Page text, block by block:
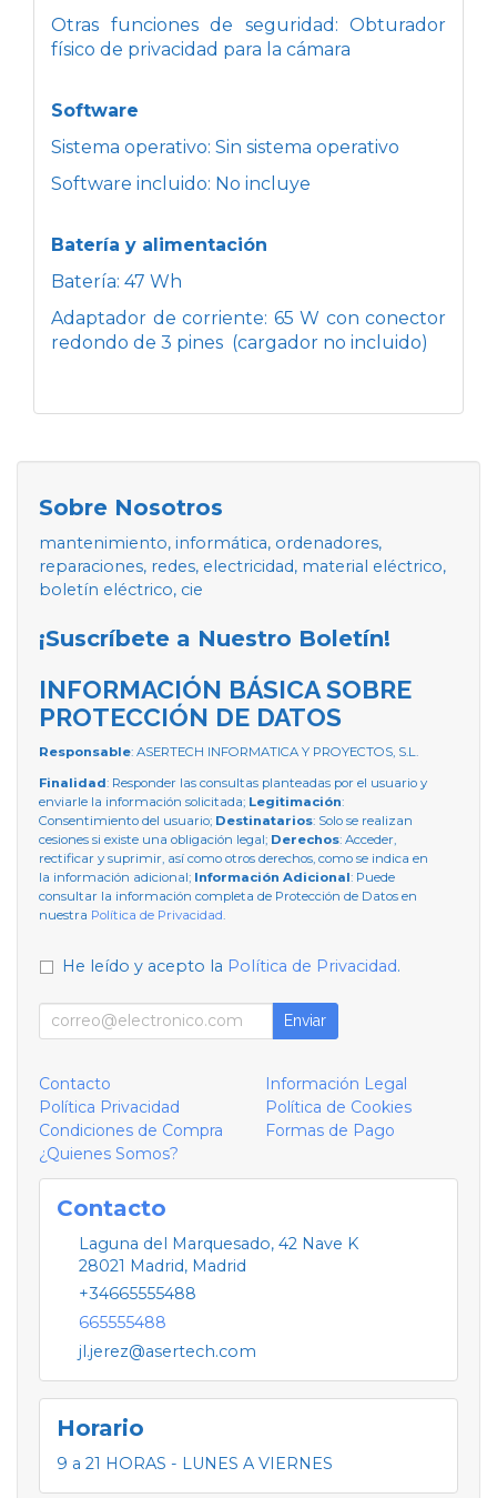
Otras funciones de seguridad: Obturador
físico de privacidad para la cámara
Software
Sistema operativo: Sin sistema operativo
Software incluido: No incluye
Batería y alimentación
Batería: 47 Wh
Adaptador de corriente: 65 W con conector
redondo de 3 pines (cargador no incluido)
Sobre Nosotros
mantenimiento, informática, ordenadores,
reparaciones, redes, electricidad, material eléctrico,
boletín eléctrico, cie
¡Suscríbete a Nuestro Boletín!
INFORMACIÓN BÁSICA SOBRE
PROTECCIÓN DE DATOS
Responsable: ASERTECH INFORMATICA Y PROYECTOS, S.L.
Finalidad: Responder las consultas planteadas por el usuario y
enviarle la información solicitada; Legitimación:
Consentimiento del usuario; Destinatarios: Solo se realizan
cesiones si existe una obligación legal; Derechos: Acceder,
rectificar y suprimir, así como otros derechos, como se indica en
la información adicional; Información Adicional: Puede
consultar la información completa de Protección de Datos en
nuestra Política de Privacidad
He leído y acepto la Política de Privacidad.
Enviar
Contacto
Información Legal
Política Privacidad
Política de Cookies
Condiciones de Compra
Formas de Pago
¿Quienes Somos?
Contacto
Laguna del Marquesado, 42 Nave K
28021 Madrid, Madrid
+34665555488
665555488
jl.jerez@asertech.com
Horario
9 a 21 HORAS - LUNES A VIERNES